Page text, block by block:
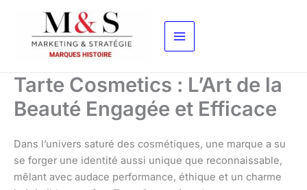
contenu
Tarte Cosmetics : L’Art de la
Beauté Engagée et Efficace
Dans l’univers saturé des cosmétiques, une marque a su
se forger une identité aussi unique que reconnaissable,
mêlant avec audace performance, éthique et un charme